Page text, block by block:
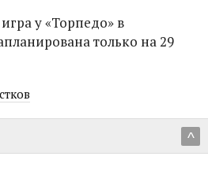
у «Торпедо» в
только на 29
^